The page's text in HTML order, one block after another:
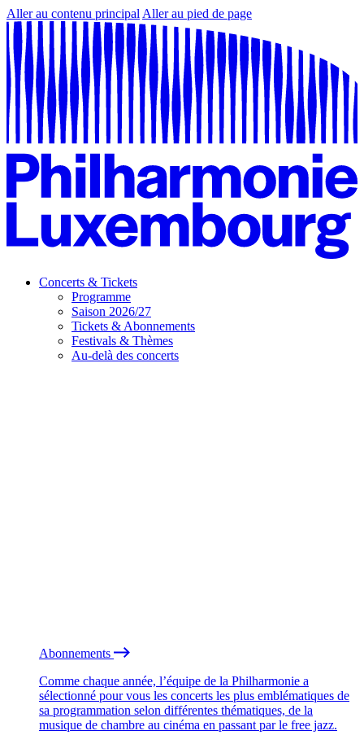
Aller au contenu principal Aller au pied de page
Concerts & Tickets
Programme
Saison 2026/27
Tickets & Abonnements
Festivals & Thèmes
Au-delà des concerts
Abonnements
Comme chaque année, l’équipe de la Philharmonie a
sélectionné pour vous les concerts les plus emblématiques de
sa programmation selon différentes thématiques, de la
musique de chambre au cinéma en passant par le free jazz.